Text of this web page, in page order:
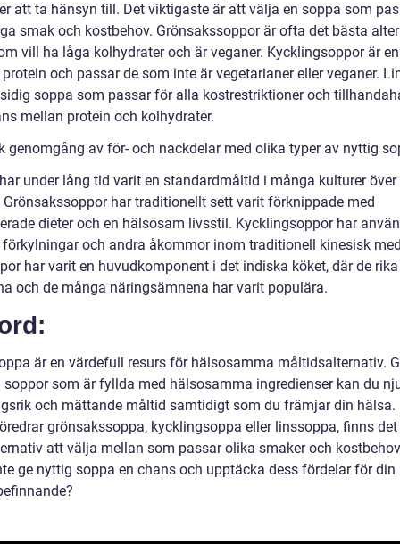
att ta hänsyn till. Det viktigaste är att välja en soppa som
smak och kostbehov. Grönsakssoppor är ofta det bästa
vill ha låga kolhydrater och är veganer. Kycklingsoppor är
och passar de som inte är vegetarianer eller veganer.
soppa som passar för alla kostrestriktioner och
mellan protein och kolhydrater.
genomgång av för- och nackdelar med olika typer av nyttig
under lång tid varit en standardmåltid i många kulturer över
Grönsakssoppor har traditionellt sett varit förknippade med
dieter och en hälsosam livsstil. Kycklingsoppor har
och andra åkommor inom traditionell kinesisk
har varit en huvudkomponent i det indiska köket, där de rika
och de många näringsämnena har varit populära.
är en värdefull resurs för hälsosamma måltidsalternativ.
som är fyllda med hälsosamma ingredienser kan du
och mättande måltid samtidigt som du främjar din hälsa.
grönsakssoppa, kycklingsoppa eller linssoppa, finns det
att välja mellan som passar olika smaker och
ge nyttig soppa en chans och upptäcka dess fördelar för din